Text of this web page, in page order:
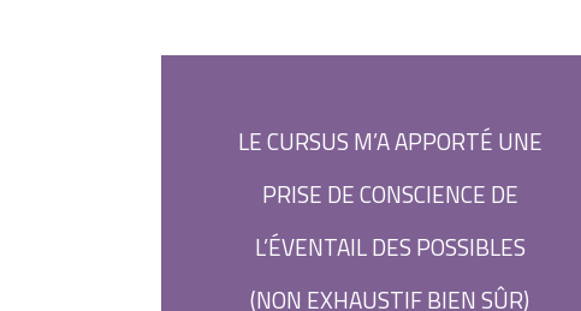
LE CURSUS M’A APPORTÉ UNE
PRISE DE CONSCIENCE DE
L’ÉVENTAIL DES POSSIBLES
(NON EXHAUSTIF BIEN SÛR)